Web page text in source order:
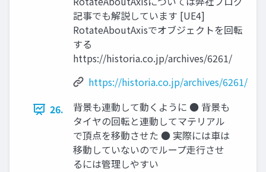
記事でも解説しています [UE4]
RotateAboutAxisでオブジェクトを回転
する
https://historia.co.jp/archives/6261/
https://historia.co.jp/archives/6261/
26.
背景も連動して動くように ● 背景も
タイヤの回転と連動してマテリアル
で頂点を移動させた ● 実際には車は
移動していないのでループ走行させ
るには管理しやすい